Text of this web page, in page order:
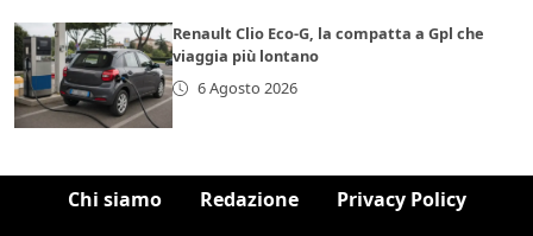
Renault Clio Eco-G, la compatta a Gpl che
viaggia più lontano
6 Agosto 2026
Chi siamo Redazione
Privacy Policy